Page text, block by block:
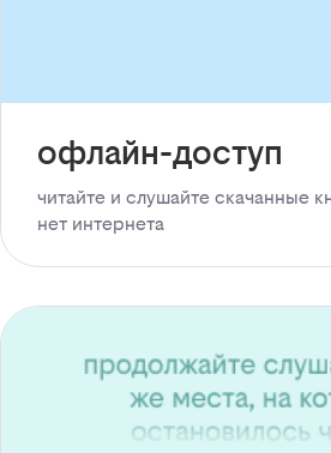
офлайн-доступ
читайте и слушайте скачанные
нет интернета